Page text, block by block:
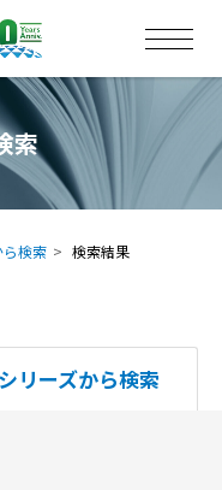
索
検索 検索結果
シリーズから検索